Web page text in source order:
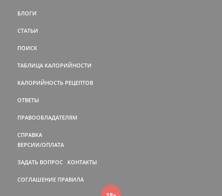
БЛОГИ
СТАТЬИ
ПОИСК
ТАБЛИЦА КАЛОРИЙНОСТИ
КАЛОРИЙНОСТЬ РЕЦЕПТОВ
ОТВЕТЫ
ПРАВООБЛАДАТЕЛЯМ
СПРАВКА
ВЕРСИИ/ОПЛАТА
ЗАДАТЬ ВОПРОС КОНТАКТЫ
СОГЛАШЕНИЕ ПРАВИЛА